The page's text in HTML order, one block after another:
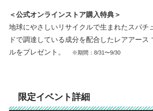
＜公式オンラインストア購⼊特典＞
地球にやさしいリサイクルで⽣まれたスパチ
ドで調達している成分を配合したレアアース
ルをプレゼント。
※期間：8/31〜9/30
限定イベント詳細